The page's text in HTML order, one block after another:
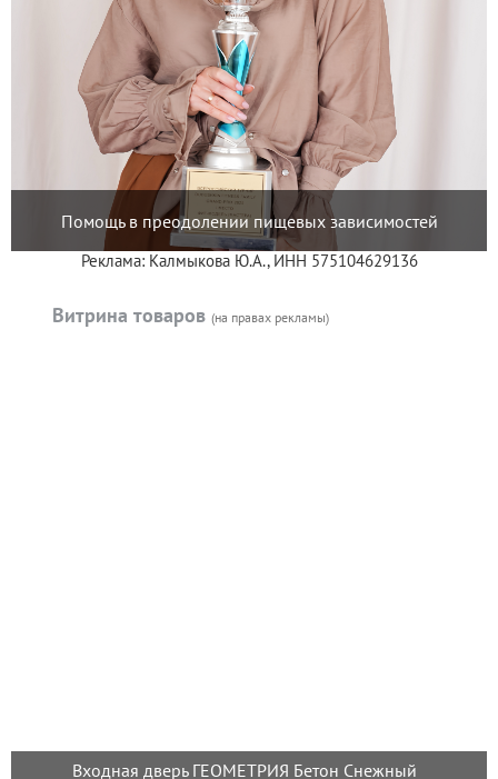
Помощь в преодолении пищевых зависимостей
Реклама: Калмыкова Ю.А., ИНН 575104629136
Витрина товаров (на правах рекламы)
Входная дверь ГЕОМЕТРИЯ Бетон Снежный